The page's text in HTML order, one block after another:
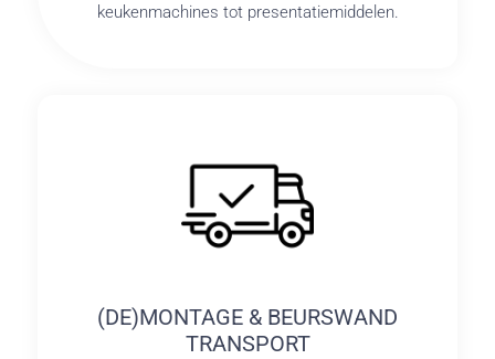
keukenmachines tot presentatiemiddelen.
(DE)MONTAGE & BEURSWAND
TRANSPORT